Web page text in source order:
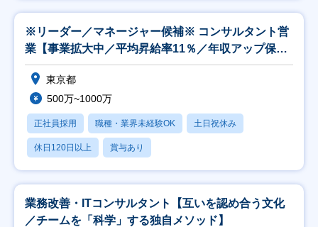
※リーダー／マネージャー候補※ コンサルタント営
業【事業拡大中／平均昇給率11％／年収アップ保証
付】
東京都
500万~1000万
正社員採用 職種・業界未経験OK 土日祝休み
休日120日以上 賞与あり
業務改善・ITコンサルタント【互いを認め合う文化
／チームを「科学」する独自メソッド】